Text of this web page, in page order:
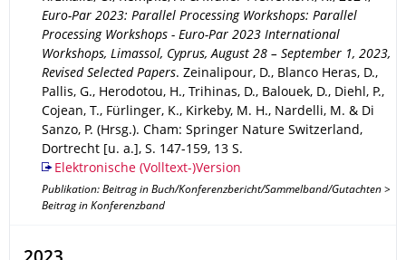
Euro-Par 2023: Parallel Processing Workshops: Parallel
Processing Workshops - Euro-Par 2023 International
Workshops, Limassol, Cyprus, August 28 – September 1, 2023,
Revised Selected Papers. Zeinalipour, D., Blanco Heras, D.,
Pallis, G., Herodotou, H., Trihinas, D., Balouek, D., Diehl, P.,
Cojean, T., Fürlinger, K., Kirkeby, M. H., Nardelli, M. & Di
Sanzo, P. (Hrsg.). Cham: Springer Nature Switzerland,
Dortrecht [u. a.] , S. 147-159, 13 S.
Elektronische (Volltext-)Version
Publikation: Beitrag in Buch/Konferenzbericht/Sammelband/Gutachten >
Beitrag in Konferenzband